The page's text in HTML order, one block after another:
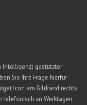
Intelligenz) gestützter
Sie Ihre Frage hierfür
Icon am Bildrand rechts
telefonisch an Werktagen